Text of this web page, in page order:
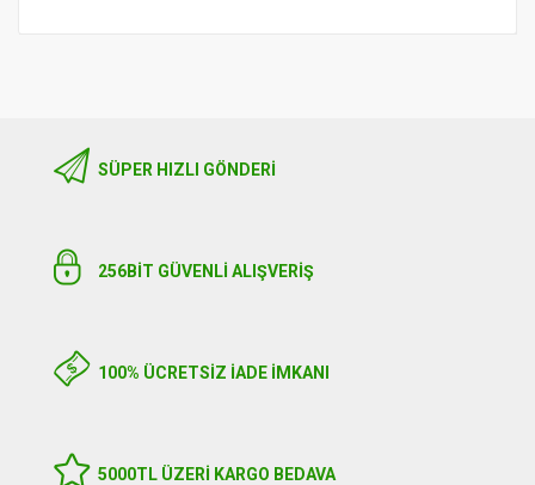
SÜPER HIZLI GÖNDERI
256BIT GÜVENLİ ALIŞVERİŞ
100% ÜCRETSİZ İADE İMKANI
5000TL ÜZERI KARGO BEDAVA